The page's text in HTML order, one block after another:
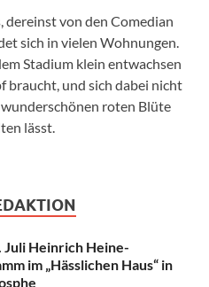
dereinst von den Comedian
sich in vielen Wohnungen.
Stadium klein entwachsen
braucht, und sich dabei nicht
roten Blüte
lässt.
Juli Heinrich Heine-
im „Hässlichen Haus“ in